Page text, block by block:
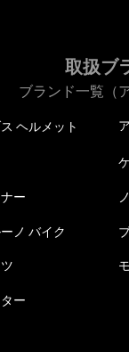
取扱ブ
ブランド一覧（
ヘルメット
ー
ノ バイク
ー